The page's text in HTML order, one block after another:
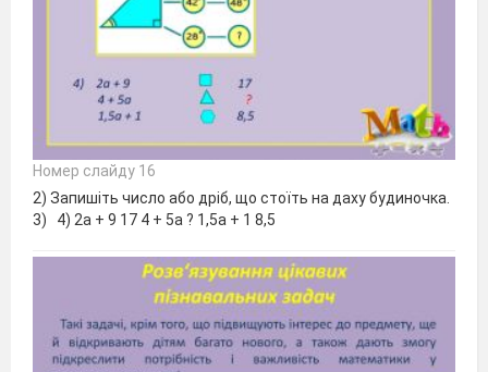
Номер слайду 16
2) Запишіть число або дріб, що стоїть на даху будиночка.
3) 4) 2а + 9 17 4 + 5а ? 1,5а + 1 8,5